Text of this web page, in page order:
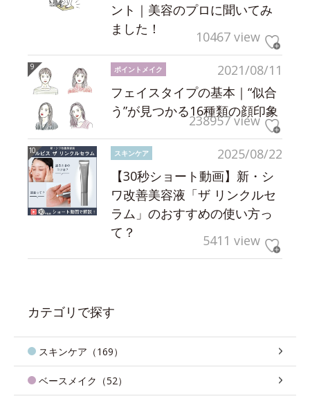
ント｜美容のプロに聞いてみ
ました！
10467 view
2021/08/11
ポイントメイク
フェイスタイプの基本｜“似合
う”が見つかる16種類の顔印象
238957 view
2025/08/22
スキンケア
【30秒ショート動画】新・シ
ワ改善美容液「ザ リンクルセ
ラム」のおすすめの使い方っ
て？
5411 view
カテゴリで探す
スキンケア（169）
ベースメイク（52）